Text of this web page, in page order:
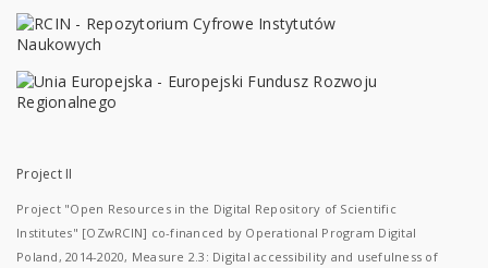
Project II
Project "Open Resources in the Digital Repository of Scientific
Institutes" [OZwRCIN] co-financed by Operational Program Digital
Poland, 2014-2020, Measure 2.3: Digital accessibility and usefulness of